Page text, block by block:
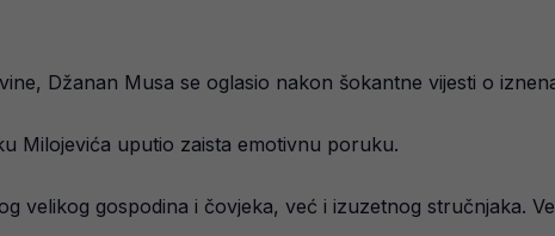
Džanan Musa se oglasio nakon šokantne vijesti o
Milojevića uputio zaista emotivnu poruku.
velikog gospodina i čovjeka, već i izuzetnog stručnjaka.